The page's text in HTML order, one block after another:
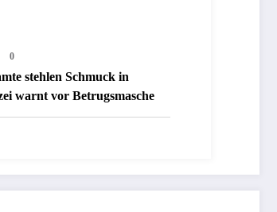
0
stehlen Schmuck in
warnt vor Betrugsmasche